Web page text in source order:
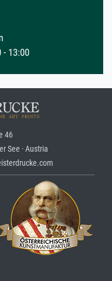
- 13:00
46
See · Austria